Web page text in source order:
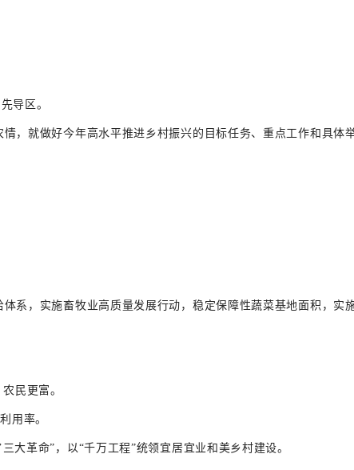
导区。
，就做好今年高水平推进乡村振兴的目标任务、重点工作和具体
系，实施畜牧业高质量发展行动，稳定保障性蔬菜基地面积，实
民更富。
用率。
大革命”，以“千万工程”统领宜居宜业和美乡村建设。